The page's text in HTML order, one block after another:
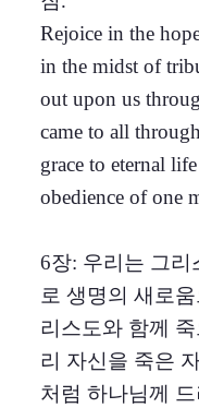
Rejoice in the
in the midst of
out upon us
came to all
grace to eternal
obedience of one
6장: 우리는 그리
로 생명의 새로
리스도와 함께
리 자신을 죽은
처럼 하나님께